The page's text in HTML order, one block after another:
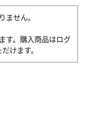
せん。
す。購入商品はログ
けます。